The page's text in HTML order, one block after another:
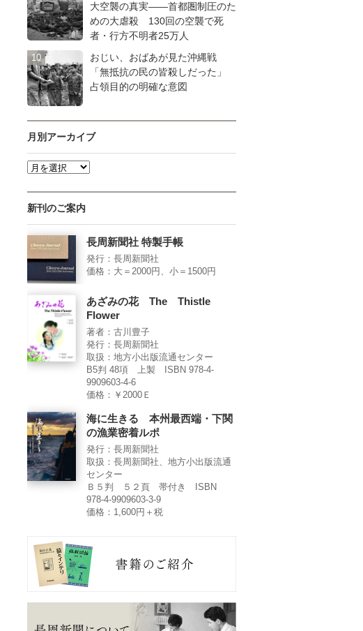
大空襲の真実――首都圏制圧のた
めの大虐殺 130回の空襲で死
者・行方不明者25万人
おじい、おばあが見た沖縄戦
「無抵抗の民の皆殺しだった」
占領目的の明確な意図
月別アーカイブ
新刊のご案内
長周新聞社 特製手帳
発行：長周新聞社
価格：大＝2000円、小＝1500円
あざみの花 The Thistle
Flower
著者：古川豊子
発行：長周新聞社
取扱：地方小出版流通センター
B5判 48項 上製 ISBN 978-4-
9909603-4-6
価格：￥2000Ｅ
海に生きる 本州最西端・下関
の漁業密着ルポ
発行：長周新聞社
取扱：長周新聞社、地方小出版流通
センター
Ｂ５判 ５２頁 帯付き ISBN
978-4-9909603-3-9
価格：1,600円＋税